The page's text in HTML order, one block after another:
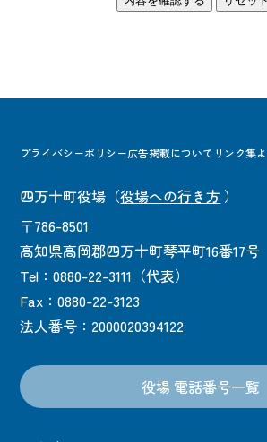
プライバシーポリシー広告掲載について リンク集
四万十町役場 （役場への行き方 ）
〒786-8501
高知県高岡郡四万十町琴平町16番17号
Tel：0880-22-3111（代表）
Fax：0880-22-3123
法人番号：2000020394122
役場 電話番号一覧